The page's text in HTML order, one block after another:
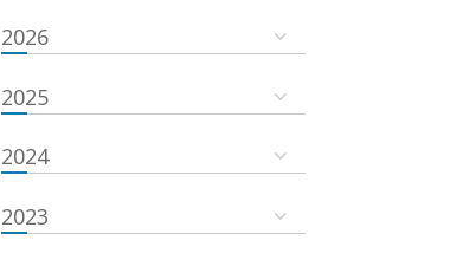
2026
2025
2024
2023